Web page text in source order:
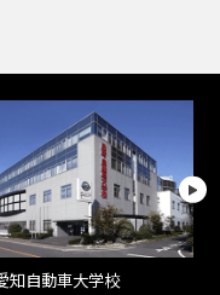
日産京都自動車大学校